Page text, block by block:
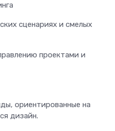
сценариях и смелых
проектами и
ориентированные на
дизайн.